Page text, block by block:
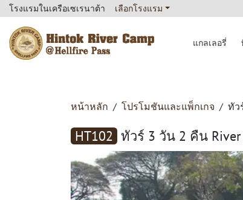
โรงแรมในเครือเซเรนาต้า เลือกโรงแรม
แกลเลอรี่
หน้าหลัก โปรโมชันและแพ็กเกจ ทัว
HT102 ทัวร์ 3 วัน 2 คืน River